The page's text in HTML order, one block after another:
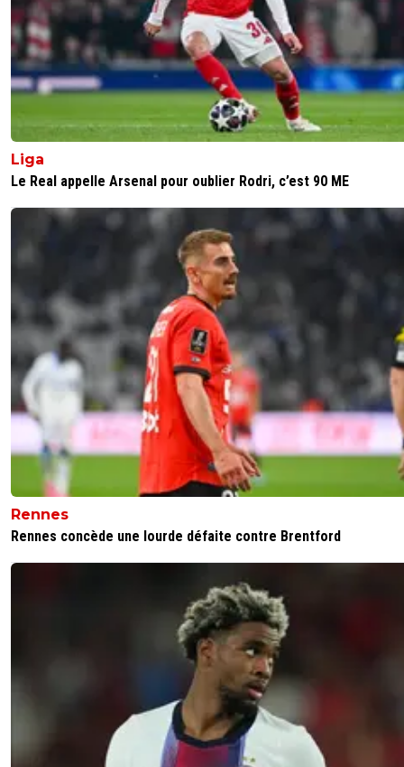
Liga
Le Real appelle Arsenal pour oublier Rodri, c’est 90 ME
Rennes
Rennes concède une lourde défaite contre Brentford